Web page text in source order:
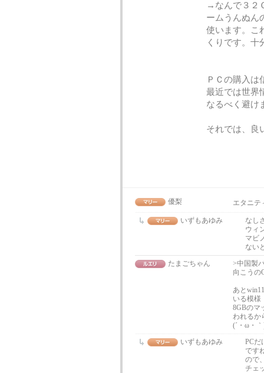
→なんで３２
ームうんぬん
使います。こ
くりです。十
ＰＣの購入は
最近では世界
なるべく避け
それでは、良
優梨 エタニテ
いずもあゆみ
なし
ウィ
マビ
ない
たまごちゃん
>中国製
向こうの
あと
いる模様
8GBのマ
われるか
(´・ω・
いずもあゆみ
PCだ
です
ので
チェ